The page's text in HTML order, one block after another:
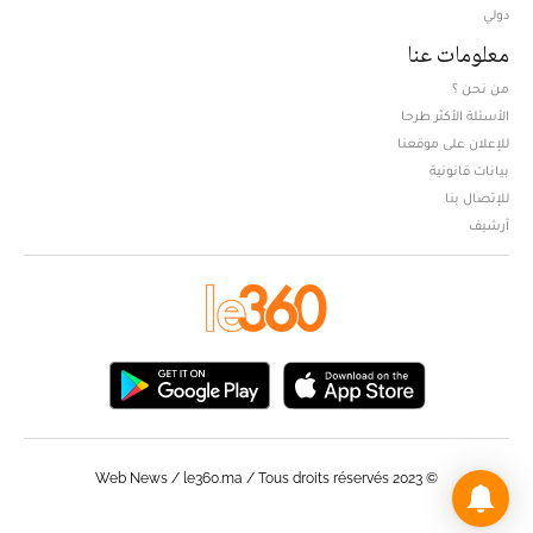
دولي
معلومات عنا
من نحن ؟
الأسئلة الأكثر طرحا
للإعلان على موقعنا
بيانات قانونية
للإتصال بنا
أرشيف
© Web News / le360.ma / Tous droits réservés 2023